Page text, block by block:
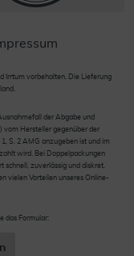
Irrtum vorbehalten. Die Lieferung
der Abgabe und
vom Hersteller gegenüber der
S. 2 AMG anzugeben ist und im
wird. Bei Doppelpackungen
schnell, zuverlässig und diskret.
vielen Vorteilen unseres Online-
das Formular: